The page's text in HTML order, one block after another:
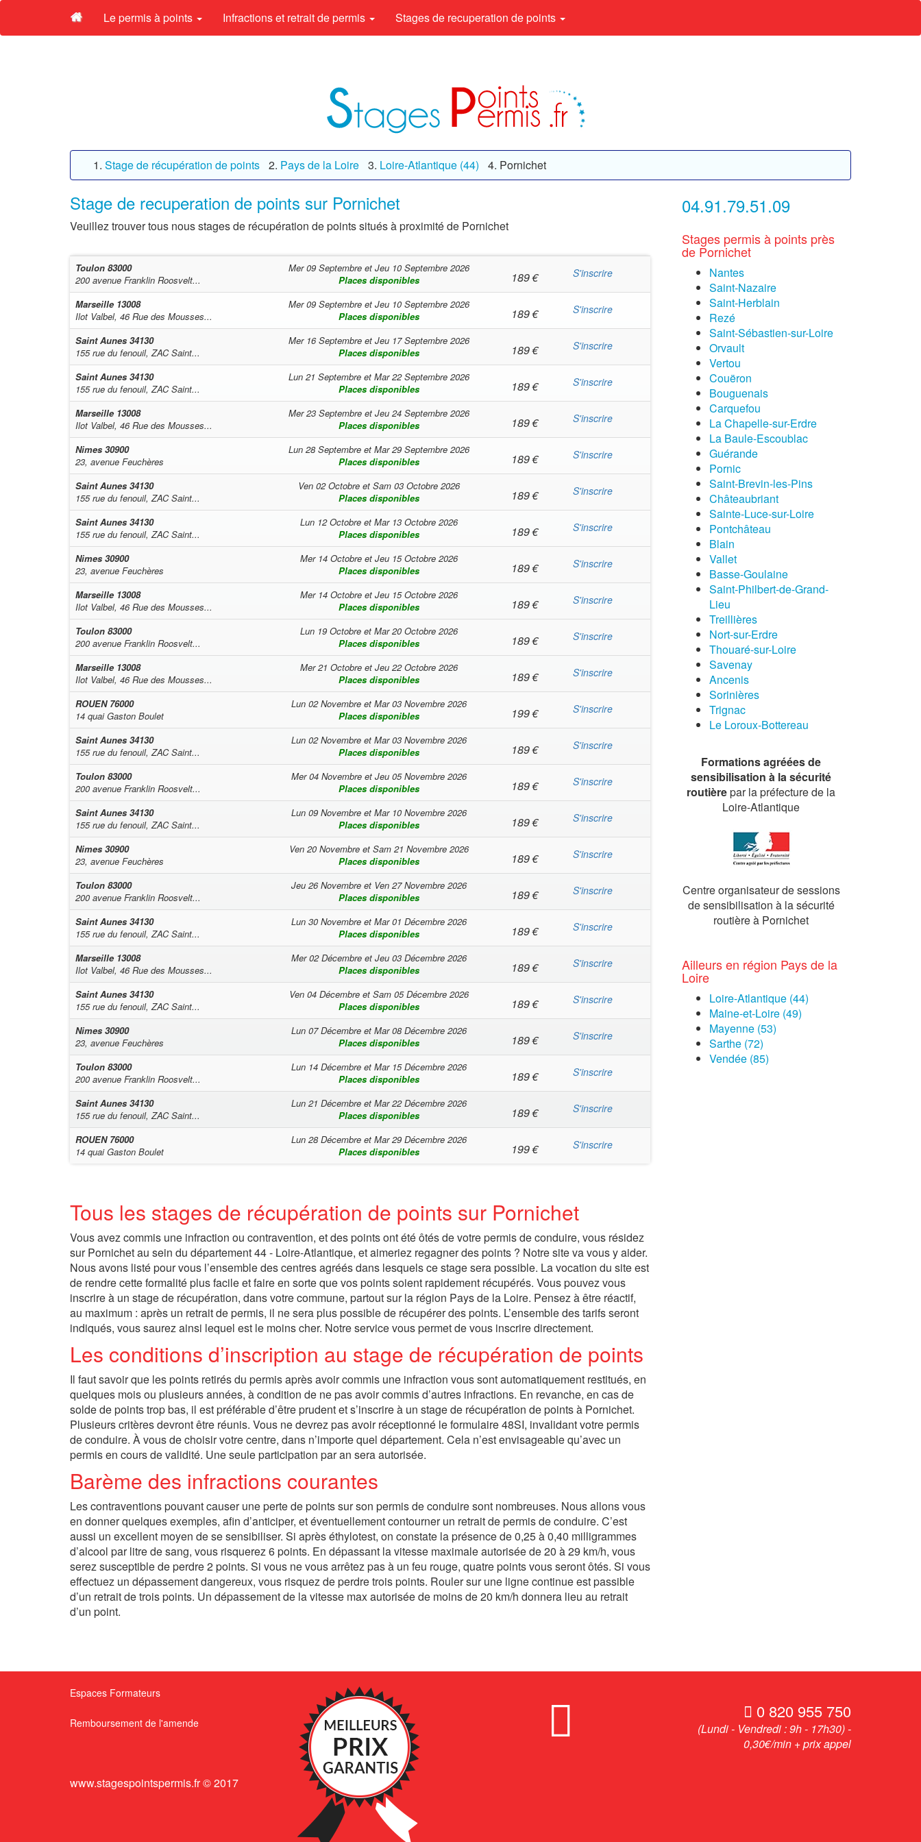
Le permis à points Infractions et retrait de permis Stages de recuperation de points
Stage de récupération de points Pays de la Loire Loire-Atlantique (44) Pornichet
Stage de recuperation de points sur Pornichet
Veuillez trouver tous nous stages de récupération de points situés à proximité de Pornichet
Toulon 83000
200 avenue Franklin Roosvelt...
Mer 09 Septembreet Jeu 10 Septembre 2026
Places disponibles
189€ S'inscrire
Marseille 13008
Ilot Valbel, 46 Rue des Mousses...
Mer 09 Septembreet Jeu 10 Septembre 2026
Places disponibles
189€ S'inscrire
Saint Aunes 34130
155 rue du fenouil, ZAC Saint...
Mer 16 Septembreet Jeu 17 Septembre 2026
Places disponibles
189€ S'inscrire
Saint Aunes 34130
155 rue du fenouil, ZAC Saint...
Lun 21 Septembreet Mar 22 Septembre 2026
Places disponibles
189€ S'inscrire
Marseille 13008
Ilot Valbel, 46 Rue des Mousses...
Mer 23 Septembreet Jeu 24 Septembre 2026
Places disponibles
189€ S'inscrire
Nimes 30900
23, avenue Feuchères
Lun 28 Septembreet Mar 29 Septembre 2026
Places disponibles
189€ S'inscrire
Saint Aunes 34130
155 rue du fenouil, ZAC Saint...
Ven 02 Octobreet Sam 03 Octobre 2026
Places disponibles
189€ S'inscrire
Saint Aunes 34130
155 rue du fenouil, ZAC Saint...
Lun 12 Octobreet Mar 13 Octobre 2026
Places disponibles
189€ S'inscrire
Nimes 30900
23, avenue Feuchères
Mer 14 Octobreet Jeu 15 Octobre 2026
Places disponibles
189€ S'inscrire
Marseille 13008
Ilot Valbel, 46 Rue des Mousses...
Mer 14 Octobreet Jeu 15 Octobre 2026
Places disponibles
189€ S'inscrire
Toulon 83000
200 avenue Franklin Roosvelt...
Lun 19 Octobreet Mar 20 Octobre 2026
Places disponibles
189€ S'inscrire
Marseille 13008
Ilot Valbel, 46 Rue des Mousses...
Mer 21 Octobreet Jeu 22 Octobre 2026
Places disponibles
189€ S'inscrire
ROUEN 76000
14 quai Gaston Boulet
Lun 02 Novembreet Mar 03 Novembre 2026
Places disponibles
199€ S'inscrire
Saint Aunes 34130
155 rue du fenouil, ZAC Saint...
Lun 02 Novembreet Mar 03 Novembre 2026
Places disponibles
189€ S'inscrire
Toulon 83000
200 avenue Franklin Roosvelt...
Mer 04 Novembreet Jeu 05 Novembre 2026
Places disponibles
189€ S'inscrire
Saint Aunes 34130
155 rue du fenouil, ZAC Saint...
Lun 09 Novembreet Mar 10 Novembre 2026
Places disponibles
189€ S'inscrire
Nimes 30900
23, avenue Feuchères
Ven 20 Novembreet Sam 21 Novembre 2026
Places disponibles
189€ S'inscrire
Toulon 83000
200 avenue Franklin Roosvelt...
Jeu 26 Novembreet Ven 27 Novembre 2026
Places disponibles
189€ S'inscrire
Saint Aunes 34130
155 rue du fenouil, ZAC Saint...
Lun 30 Novembreet Mar 01 Décembre 2026
Places disponibles
189€ S'inscrire
Marseille 13008
Ilot Valbel, 46 Rue des Mousses...
Mer 02 Décembreet Jeu 03 Décembre 2026
Places disponibles
189€ S'inscrire
Saint Aunes 34130
155 rue du fenouil, ZAC Saint...
Ven 04 Décembreet Sam 05 Décembre 2026
Places disponibles
189€ S'inscrire
Nimes 30900
23, avenue Feuchères
Lun 07 Décembreet Mar 08 Décembre 2026
Places disponibles
189€ S'inscrire
Toulon 83000
200 avenue Franklin Roosvelt...
Lun 14 Décembreet Mar 15 Décembre 2026
Places disponibles
189€ S'inscrire
Saint Aunes 34130
155 rue du fenouil, ZAC Saint...
Lun 21 Décembreet Mar 22 Décembre 2026
Places disponibles
189€ S'inscrire
ROUEN 76000
14 quai Gaston Boulet
Lun 28 Décembreet Mar 29 Décembre 2026
Places disponibles
199€ S'inscrire
Tous les stages de récupération de points sur Pornichet
Vous avez commis une infraction ou contravention, et des points ont été ôtés de votre permis de conduire, vous résidez
sur Pornichet au sein du département 44 - Loire-Atlantique, et aimeriez regagner des points ? Notre site va vous y aider.
Nous avons listé pour vous l’ensemble des centres agréés dans lesquels ce stage sera possible. La vocation du site est
de rendre cette formalité plus facile et faire en sorte que vos points soient rapidement récupérés. Vous pouvez vous
inscrire à un stage de récupération, dans votre commune, partout sur la région Pays de la Loire. Pensez à être réactif,
au maximum : après un retrait de permis, il ne sera plus possible de récupérer des points. L’ensemble des tarifs seront
indiqués, vous saurez ainsi lequel est le moins cher. Notre service vous permet de vous inscrire directement.
Les conditions d’inscription au stage de récupération de points
Il faut savoir que les points retirés du permis après avoir commis une infraction vous sont automatiquement restitués, en
quelques mois ou plusieurs années, à condition de ne pas avoir commis d’autres infractions. En revanche, en cas de
solde de points trop bas, il est préférable d’être prudent et s’inscrire à un stage de récupération de points à Pornichet.
Plusieurs critères devront être réunis. Vous ne devrez pas avoir réceptionné le formulaire 48SI, invalidant votre permis
de conduire. À vous de choisir votre centre, dans n’importe quel département. Cela n’est envisageable qu’avec un
permis en cours de validité. Une seule participation par an sera autorisée.
Barème des infractions courantes
Les contraventions pouvant causer une perte de points sur son permis de conduire sont nombreuses. Nous allons vous
en donner quelques exemples, afin d’anticiper, et éventuellement contourner un retrait de permis de conduire. C’est
aussi un excellent moyen de se sensibiliser. Si après éthylotest, on constate la présence de 0,25 à 0,40 milligrammes
d’alcool par litre de sang, vous risquerez 6 points. En dépassant la vitesse maximale autorisée de 20 à 29 km/h, vous
serez susceptible de perdre 2 points. Si vous ne vous arrêtez pas à un feu rouge, quatre points vous seront ôtés. Si vous
effectuez un dépassement dangereux, vous risquez de perdre trois points. Rouler sur une ligne continue est passible
d’un retrait de trois points. Un dépassement de la vitesse max autorisée de moins de 20 km/h donnera lieu au retrait
d’un point.
04.91.79.51.09
Stages permis à points près
de Pornichet
Nantes
Saint-Nazaire
Saint-Herblain
Rezé
Saint-Sébastien-sur-Loire
Orvault
Vertou
Couëron
Bouguenais
Carquefou
La Chapelle-sur-Erdre
La Baule-Escoublac
Guérande
Pornic
Saint-Brevin-les-Pins
Châteaubriant
Sainte-Luce-sur-Loire
Pontchâteau
Blain
Vallet
Basse-Goulaine
Saint-Philbert-de-Grand-
Lieu
Treillières
Nort-sur-Erdre
Thouaré-sur-Loire
Savenay
Ancenis
Sorinières
Trignac
Le Loroux-Bottereau
Formations agréées de
sensibilisation à la sécurité
routièrepar la préfecture de la
Loire-Atlantique
Centre organisateur de sessions
de sensibilisation à la sécurité
routière à Pornichet
Ailleurs en région Pays de la
Loire
Loire-Atlantique (44)
Maine-et-Loire (49)
Mayenne (53)
Sarthe (72)
Vendée (85)
Espaces Formateurs
Remboursement de l'amende
www.stagespointspermis.fr © 2017
0 820 955 750
(Lundi - Vendredi : 9h - 17h30) -
0,30€/min + prix appel